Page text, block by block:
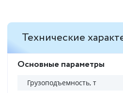
Технические
Основные параметры
Грузоподъемность, т